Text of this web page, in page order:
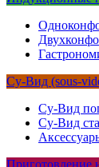
Су-Вид (sous-
Су-Вид
Су-Вид
Приготовление